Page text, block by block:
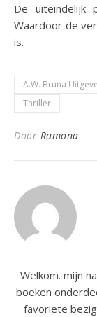
De uiteindelijk
Waardoor de
is.
A.W. Bruna
Thriller
Door Ramona
Welkom. mijn
boeken
favoriete